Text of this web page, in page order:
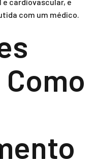
com um médico.